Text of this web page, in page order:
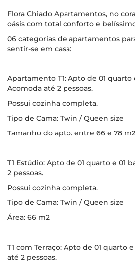
Flora Chiado Apartamentos, no
oásis com total conforto e
06 categorias de apartamentos
sentir-se em casa:
Apartamento T1: Apto de 01 quarto
Acomoda até 2 pessoas.
Possui cozinha completa.
Tipo de Cama: Twin / Queen size
Tamanho do apto: entre 66 e 78 m2
T1 Estúdio: Apto de 01 quarto e 01
2 pessoas.
Possui cozinha completa.
Tipo de Cama: Twin / Queen size
Área: 66 m2
T1 com Terraço: Apto de 01 quarto
até 2 pessoas.